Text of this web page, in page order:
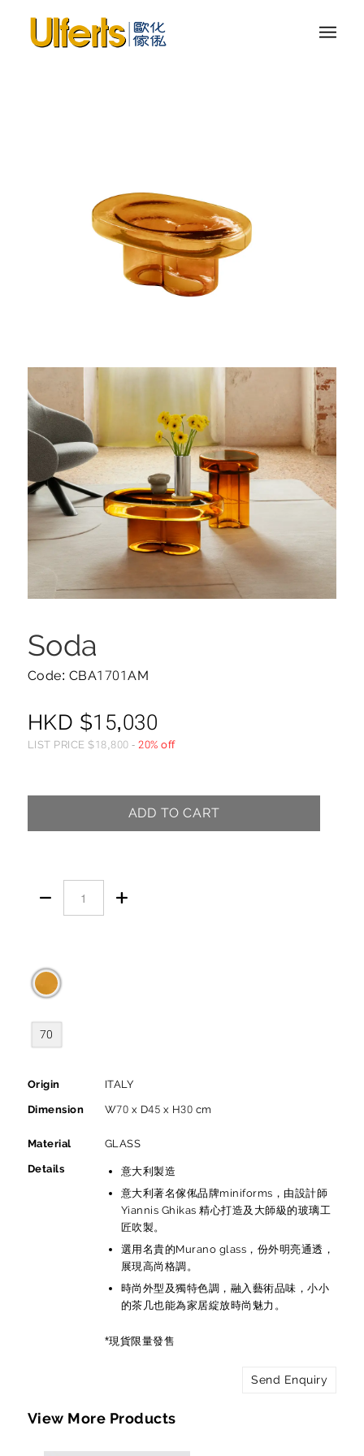
Soda
Code: CBA1701AM
HKD $15,030
LIST PRICE$18,800 -20% off
ADD TO CART
 
70
Origin ITALY
Dimension W70 x D45 x H30 cm
Material GLASS
Details
意大利製造
意大利著名傢俬品牌miniforms，由設計師
Yiannis Ghikas 精心打造及大師級的玻璃工
匠吹製。
選用名貴的Murano glass，份外明亮通透，
展現高尚格調。
時尚外型及獨特色調，融入藝術品味，小小
的茶几也能為家居綻放時尚魅力。
*現貨限量發售
Send Enquiry
View More Products